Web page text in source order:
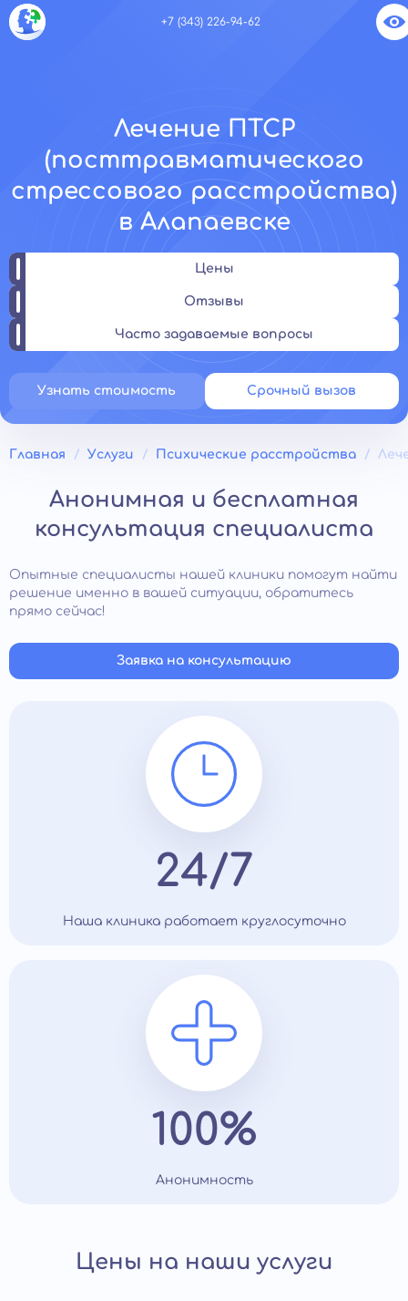
+7 (343) 226-94-62
Лечение ПТСР
(посттравматического
стрессового расстройства)
в Алапаевске
Цены
Отзывы
Часто задаваемые вопросы
Узнать стоимость Срочный вызов
Главная Услуги Психические расстройства
Анонимная и бесплатная
консультация специалиста
Опытные специалисты нашей клиники помогут найти
решение именно в вашей ситуации, обратитесь
прямо сейчас!
Заявка на консультацию
24/7
Наша клиника работает круглосуточно
100%
Анонимность
Цены на наши услуги